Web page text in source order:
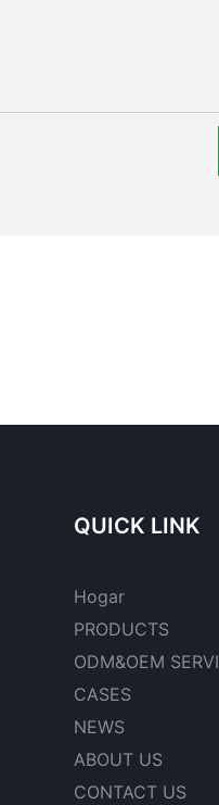
QUICK LINK
Hogar
PRODUCTS
ODM&OEM
CASES
NEWS
ABOUT US
CONTACT US